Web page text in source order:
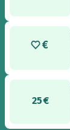
25 €